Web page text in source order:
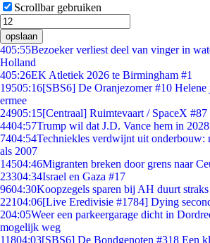
Scrollbar gebruiken
opslaan
405:55Bezoeker verliest deel van vinger in
Holland
405:26EK Atletiek 2026 te Birmingham #1
19505:16[SBS6] De Oranjezomer #10 Helene
ermee
24905:15[Centraal] Ruimtevaart / SpaceX #87
4404:57Trump wil dat J.D. Vance hem in
7404:54Techniekles verdwijnt uit onderbouw:
als 2007
14504:46Migranten breken door grens naar
23304:34Israel en Gaza #17
9604:30Koopzegels sparen bij AH duurt
22104:06[Live Eredivisie #1784] Dying
204:05Weer een parkeergarage dicht in
mogelijk weg
11804:03[SBS6] De Bondgenoten #318 Een